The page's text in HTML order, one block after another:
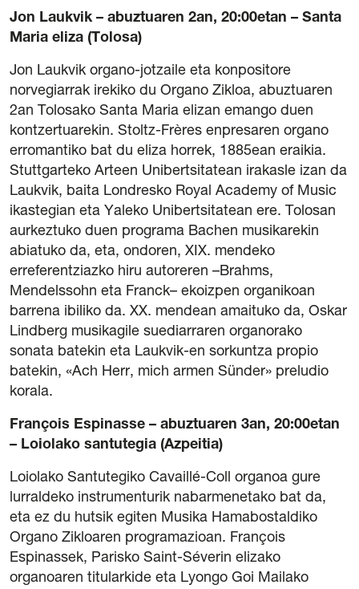
Jon Laukvik – abuztuaren 2an, 20:00etan – Santa
Maria eliza (Tolosa)
Jon Laukvik organo-jotzaile eta konpositore
norvegiarrak irekiko du Organo Zikloa, abuztuaren
2an Tolosako Santa Maria elizan emango duen
kontzertuarekin. Stoltz-Frères enpresaren organo
erromantiko bat du eliza horrek, 1885ean eraikia.
Stuttgarteko Arteen Unibertsitatean irakasle izan da
Laukvik, baita Londresko Royal Academy of Music
ikastegian eta Yaleko Unibertsitatean ere. Tolosan
aurkeztuko duen programa Bachen musikarekin
abiatuko da, eta, ondoren, XIX. mendeko
erreferentziazko hiru autoreren –Brahms,
Mendelssohn eta Franck– ekoizpen organikoan
barrena ibiliko da. XX. mendean amaituko da, Oskar
Lindberg musikagile suediarraren organorako
sonata batekin eta Laukvik-en sorkuntza propio
batekin, «Ach Herr, mich armen Sünder» preludio
korala.
François Espinasse – abuztuaren 3an, 20:00etan
– Loiolako santutegia (Azpeitia)
Loiolako Santutegiko Cavaillé-Coll organoa gure
lurraldeko instrumenturik nabarmenetako bat da,
eta ez du hutsik egiten Musika Hamabostaldiko
Organo Zikloaren programazioan. François
Espinassek, Parisko Saint-Séverin elizako
organoaren titularkide eta Lyongo Goi Mailako